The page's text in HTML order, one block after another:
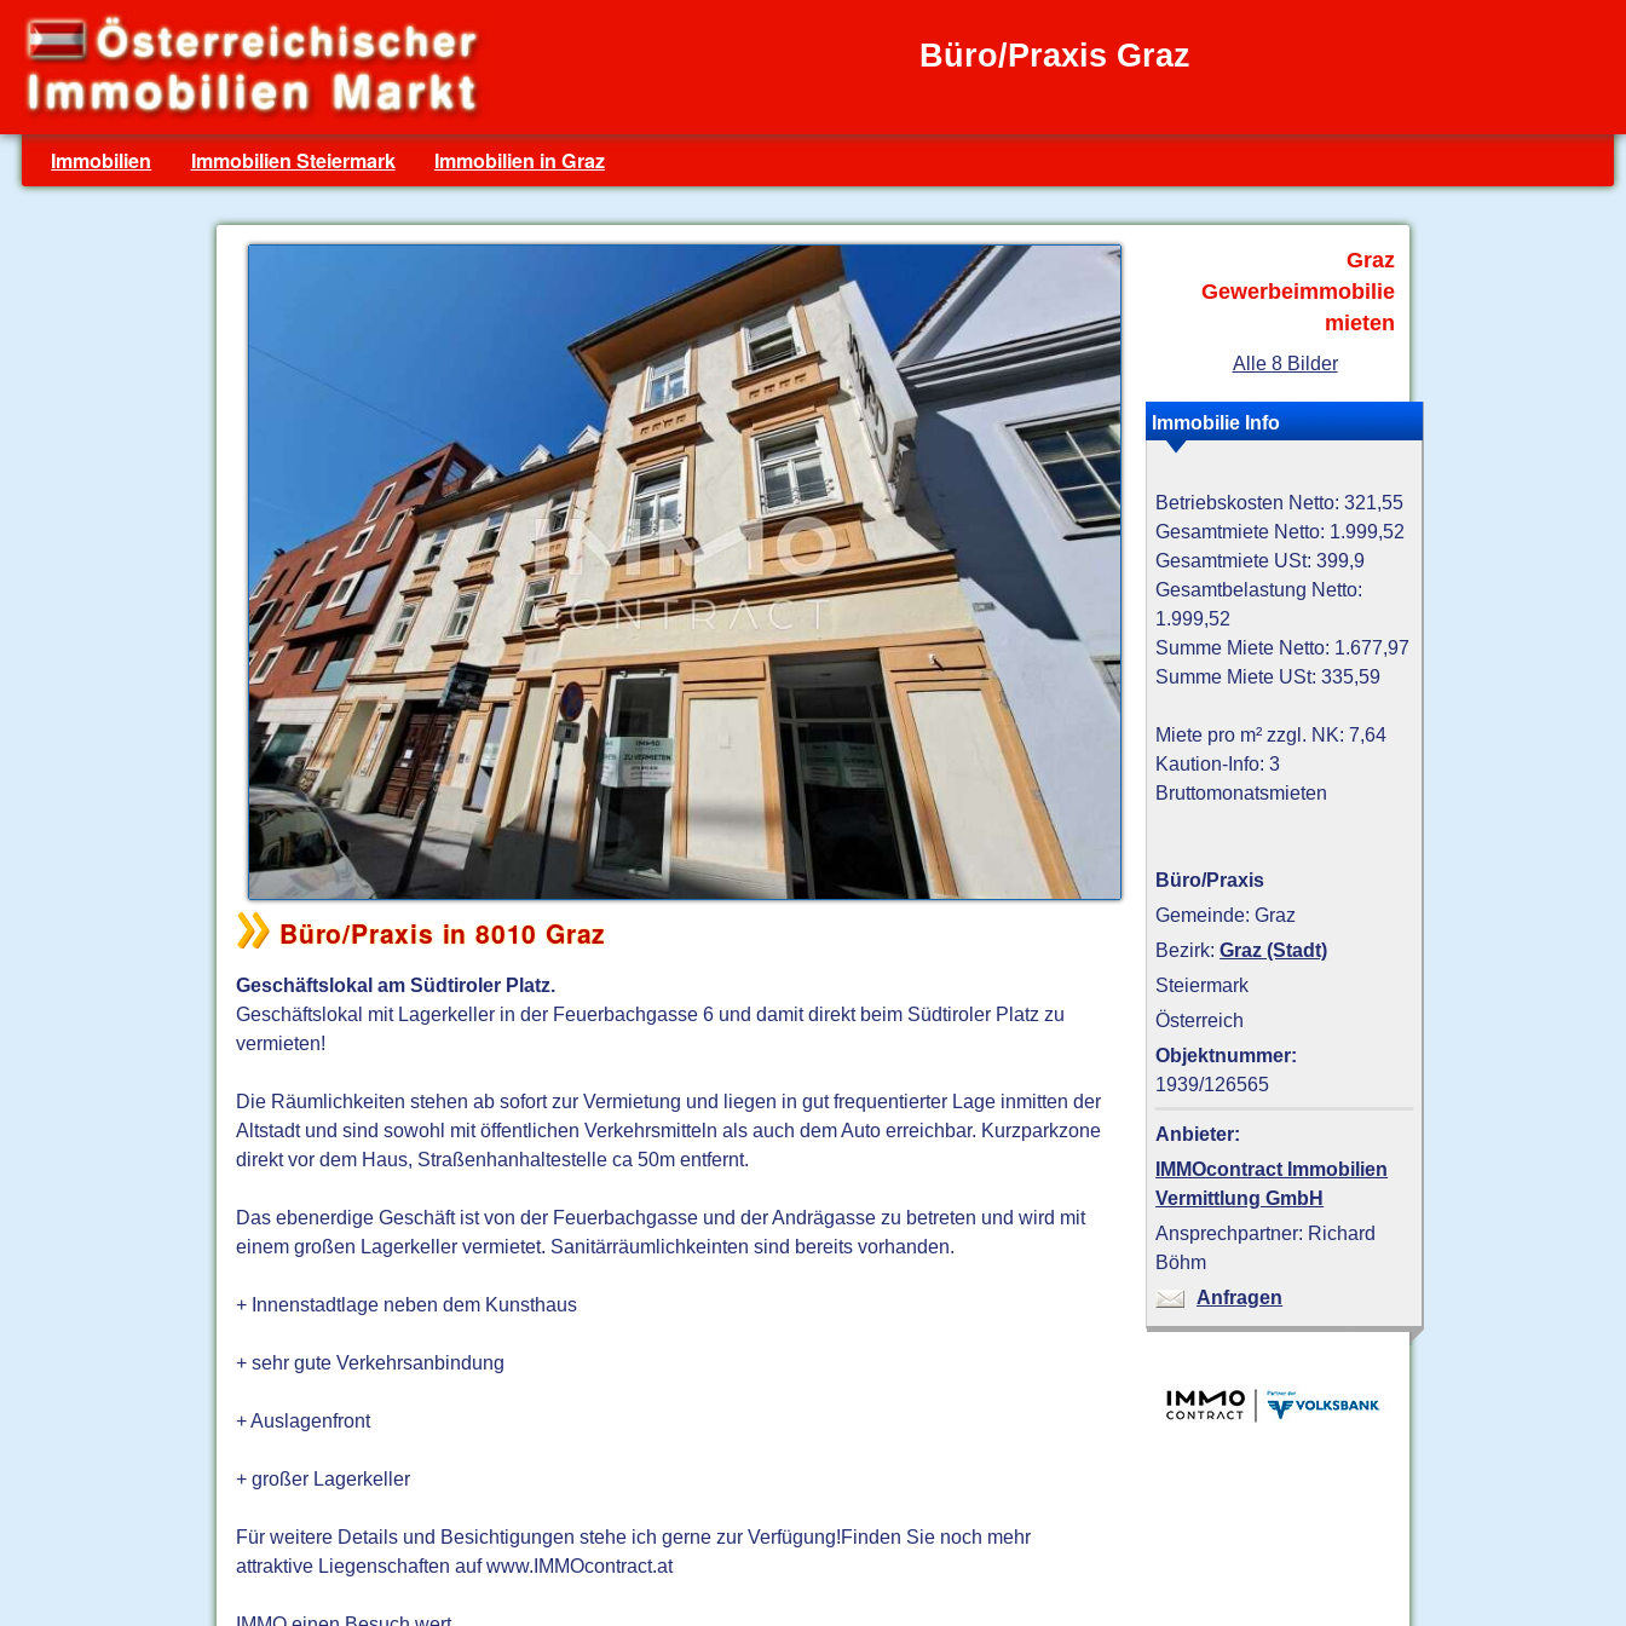
Büro/Praxis Graz
Immobilien Immobilien Steiermark Immobilien in Graz
Büro/Praxis in 8010 Graz
Geschäftslokal am Südtiroler Platz.
Geschäftslokal mit Lagerkeller in der Feuerbachgasse 6 und damit direkt beim Südtiroler Platz zu
vermieten!
Die Räumlichkeiten stehen ab sofort zur Vermietung und liegen in gut frequentierter Lage inmitten der
Altstadt und sind sowohl mit öffentlichen Verkehrsmitteln als auch dem Auto erreichbar. Kurzparkzone
direkt vor dem Haus, Straßenhanhaltestelle ca 50m entfernt.
Das ebenerdige Geschäft ist von der Feuerbachgasse und der Andrägasse zu betreten und wird mit
einem großen Lagerkeller vermietet. Sanitärräumlichkeinten sind bereits vorhanden.
+ Innenstadtlage neben dem Kunsthaus
+ sehr gute Verkehrsanbindung
+ Auslagenfront
+ großer Lagerkeller
Für weitere Details und Besichtigungen stehe ich gerne zur Verfügung!Finden Sie noch mehr
attraktive Liegenschaften auf www.IMMOcontract.at
Graz
Gewerbeimmobilie
mieten
Alle 8 Bilder
Immobilie Info
Betriebskosten Netto: 321,55
Gesamtmiete Netto: 1.999,52
Gesamtmiete USt: 399,9
Gesamtbelastung Netto:
1.999,52
Summe Miete Netto: 1.677,97
Summe Miete USt: 335,59
Miete pro m² zzgl. NK: 7,64
Kaution-Info: 3
Bruttomonatsmieten
Büro/Praxis
Gemeinde: Graz
Bezirk:Graz (Stadt)
Steiermark
Österreich
Objektnummer:
1939/126565
Anbieter:
IMMOcontract Immobilien
Vermittlung GmbH
Ansprechpartner: Richard
Böhm
Anfragen